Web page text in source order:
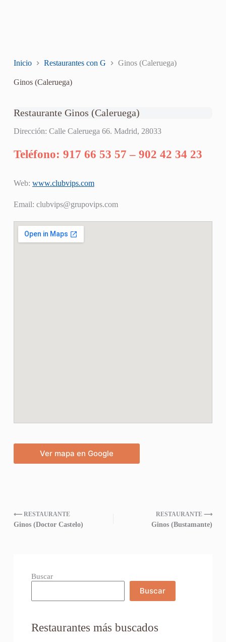
Inicio Restaurantes con G Ginos (Caleruega)
Ginos (Caleruega)
Restaurante Ginos (Caleruega)
Dirección: Calle Caleruega 66. Madrid, 28033
Teléfono: 917 66 53 57 – 902 42 34 23
Web: www.clubvips.com
Email: clubvips@grupovips.com
Ver mapa en Google
⟵ RESTAURANTE
Ginos (Doctor Castelo)
RESTAURANTE ⟶
Ginos (Bustamante)
Buscar
Buscar
Restaurantes más buscados